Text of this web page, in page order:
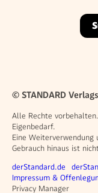
© STANDARD
Alle Rechte
Eigenbedarf.
Eine
Gebrauch hinaus ist
Weitere Angebote
derStandard.de
Rechtliches
Impressum &
Privacy Manager